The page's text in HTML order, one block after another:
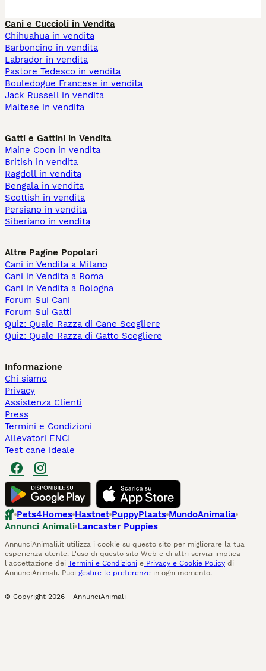
Cani e Cuccioli in Vendita
Chihuahua in vendita
Barboncino in vendita
Labrador in vendita
Pastore Tedesco in vendita
Bouledogue Francese in vendita
Jack Russell in vendita
Maltese in vendita
Gatti e Gattini in Vendita
Maine Coon in vendita
British in vendita
Ragdoll in vendita
Bengala in vendita
Scottish in vendita
Persiano in vendita
Siberiano in vendita
Altre Pagine Popolari
Cani in Vendita a Milano
Cani in Vendita a Roma
Cani in Vendita a Bologna
Forum Sui Cani
Forum Sui Gatti
Quiz: Quale Razza di Cane Scegliere
Quiz: Quale Razza di Gatto Scegliere
Informazione
Chi siamo
Privacy
Assistenza Clienti
Press
Termini e Condizioni
Allevatori ENCI
Test cane ideale
Pets4Homes Hastnet PuppyPlaats MundoAnimalia
Annunci Animali Lancaster Puppies
AnnunciAnimali.it utilizza i cookie su questo sito per migliorare la tua
esperienza utente. L'uso di questo sito Web e di altri servizi implica
l'accettazione dei Termini e Condizioni e Privacy e Cookie Policy di
AnnunciAnimali. Puoi gestire le preferenze in ogni momento.
© Copyright 2026 - AnnunciAnimali